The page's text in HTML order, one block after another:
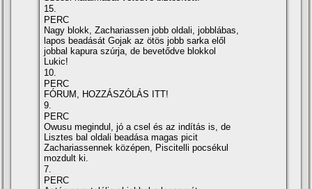
15.
PERC
Nagy blokk, Zachariassen jobb oldali, jobblábas,
lapos beadását Gojak az ötös jobb sarka elől
jobbal kapura szúrja, de bevetődve blokkol
Lukic!
10.
PERC
FÓRUM, HOZZÁSZÓLÁS ITT!
9.
PERC
Owusu megindul, jó a csel és az indítás is, de
Lisztes bal oldali beadása magas picit
Zachariassennek középen, Piscitelli pocsékul
mozdult ki.
7.
PERC